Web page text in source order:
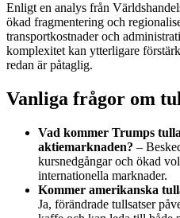
Enligt en analys från
ökad fragmentering och
transportkostnader och
komplexitet kan ytterligare
redan är påtaglig.
Vanliga frågor om
Vad kommer Trumps
aktiemarknaden? –
kursnedgångar och ökad
internationella marknader.
Kommer amerikanska
Ja, förändrade tullsatser